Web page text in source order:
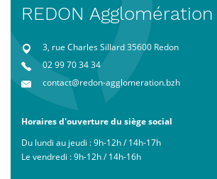
REDON Agglomération
3, rue Charles Sillard 35600 Redon
02 99 70 34 34
contact@redon-agglomeration.bzh
Horaires d'ouverture du siège social
Du lundi au jeudi : 9h-12h / 14h-17h
Le vendredi : 9h-12h / 14h-16h